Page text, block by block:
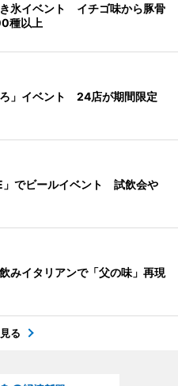
氷イベント イチゴ味から豚骨
種以上
」イベント 24店が期間限定
」でビールイベント 試飲会や
みイタリアンで「父の味」再現
る